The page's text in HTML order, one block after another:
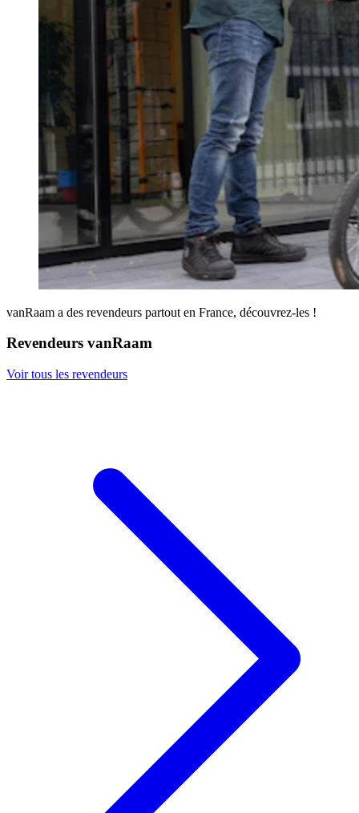
vanRaam a des revendeurs partout en France, découvrez-les !
Revendeurs vanRaam
Voir tous les revendeurs